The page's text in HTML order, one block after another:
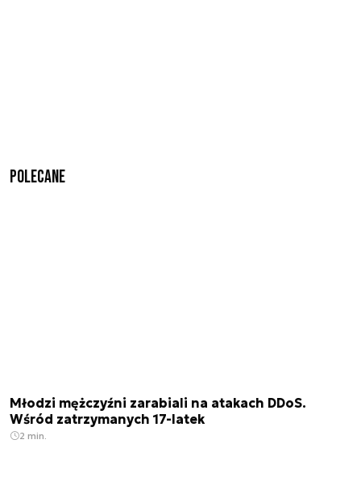
Polecane
Młodzi mężczyźni zarabiali na atakach DDoS.
Wśród zatrzymanych 17-latek
2 min.